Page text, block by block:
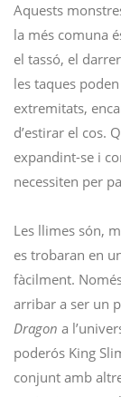
Aquests
la més comuna
el tassó, el
les taques
extremitats,
d’estirar el cos.
expandint-se i
necessiten per
Les llimes són,
es trobaran en
fàcilment.
arribar a ser un
Dragon a
poderós King
conjunt amb